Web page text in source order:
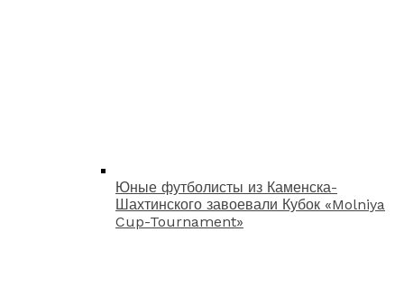
Юные футболисты из Каменска-
Шахтинского завоевали Кубок «Molniya
Cup-Tournament»